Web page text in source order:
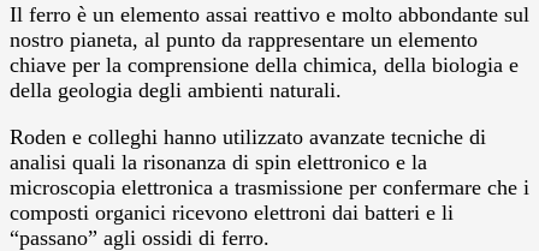
Il ferro è un elemento assai reattivo e molto abbondante sul
nostro pianeta, al punto da rappresentare un elemento
chiave per la comprensione della chimica, della biologia e
della geologia degli ambienti naturali.
Roden e colleghi hanno utilizzato avanzate tecniche di
analisi quali la risonanza di spin elettronico e la
microscopia elettronica a trasmissione per confermare che i
composti organici ricevono elettroni dai batteri e li
“passano” agli ossidi di ferro.